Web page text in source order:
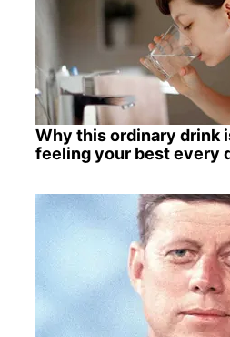
Why this ordinary drink
feeling your best every